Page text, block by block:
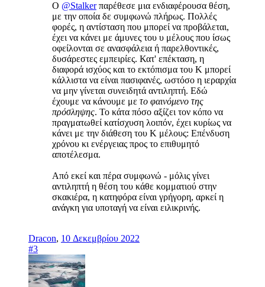
Ο @Stalkerπαρέθεσε μια ενδιαφέρουσα θέση,
με την οποία δε συμφωνώ πλήρως. Πολλές
φορές, η αντίσταση που μπορεί να προβάλεται,
έχει να κάνει με άμυνες του υ μέλους που ίσως
οφείλονται σε ανασφάλεια ή παρελθοντικές,
δυσάρεστες εμπειρίες. Κατ' επέκταση, η
διαφορά ισχύος και το εκτόπισμα του Κ μπορεί
κάλλιστα να είναι πασιφανές, ωστόσο η ιεραρχία
να μην γίνεται συνειδητά αντιληπτή. Εδώ
έχουμε να κάνουμε με το φαινόμενο της
πρόσληψης. Το κάτα πόσο αξίζει τον κόπο να
πραγματωθεί κατίσχυση λοιπόν, έχει κυρίως να
κάνει με την διάθεση του Κ μέλους: Επένδυση
χρόνου κι ενέργειας προς το επιθυμητό
αποτέλεσμα.
Από εκεί και πέρα συμφωνώ - μόλις γίνει
αντιληπτή η θέση του κάθε κομματιού στην
σκακιέρα, η κατηφόρα είναι γρήγορη, αρκεί η
ανάγκη για υποταγή να είναι ειλικρινής.
Dracon, 10 Δεκεμβρίου 2022
#3